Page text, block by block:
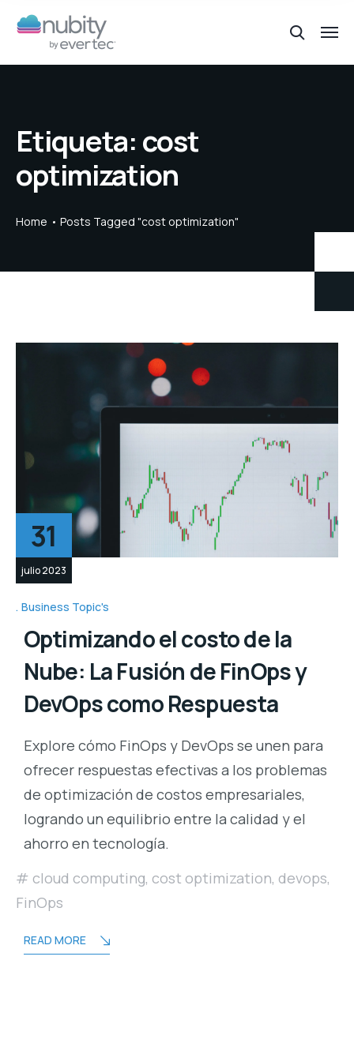
Etiqueta: cost
optimization
Home Posts Tagged "cost optimization"
31
julio 2023
Business Topic's
Optimizando el costo de la
Nube: La Fusión de FinOps y
DevOps como Respuesta
Explore cómo FinOps y DevOps se unen para
ofrecer respuestas efectivas a los problemas
de optimización de costos empresariales,
logrando un equilibrio entre la calidad y el
ahorro en tecnología.
cloud computing, cost optimization, devops,
FinOps
READ MORE